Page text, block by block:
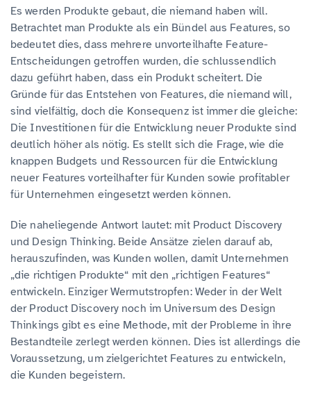
Es werden Produkte gebaut, die niemand haben will.
Betrachtet man Produkte als ein Bündel aus Features, so
bedeutet dies, dass mehrere unvorteilhafte Feature-
Entscheidungen getroffen wurden, die schlussendlich
dazu geführt haben, dass ein Produkt scheitert. Die
Gründe für das Entstehen von Features, die niemand will,
sind vielfältig, doch die Konsequenz ist immer die gleiche:
Die Investitionen für die Entwicklung neuer Produkte sind
deutlich höher als nötig. Es stellt sich die Frage, wie die
knappen Budgets und Ressourcen für die Entwicklung
neuer Features vorteilhafter für Kunden sowie profitabler
für Unternehmen eingesetzt werden können.
Die naheliegende Antwort lautet: mit Product Discovery
und Design Thinking. Beide Ansätze zielen darauf ab,
herauszufinden, was Kunden wollen, damit Unternehmen
„die richtigen Produkte“ mit den „richtigen Features“
entwickeln. Einziger Wermutstropfen: Weder in der Welt
der Product Discovery noch im Universum des Design
Thinkings gibt es eine Methode, mit der Probleme in ihre
Bestandteile zerlegt werden können. Dies ist allerdings die
Voraussetzung, um zielgerichtet Features zu entwickeln,
die Kunden begeistern.